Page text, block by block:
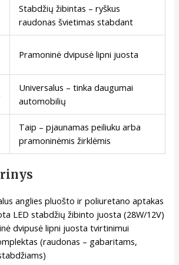
Stabdžių žibintas – ryškus
raudonas švietimas stabdant
Pramoninė dvipusė lipni juosta
Universalus – tinka daugumai
automobilių
Taip – pjaunamas peiliuku arba
pramoninėmis žirklėmis
anglies pluošto ir poliuretano aptakas
LED stabdžių žibinto juosta (28W/12V)
dvipusė lipni juosta tvirtinimui
(raudonas – gabaritams,